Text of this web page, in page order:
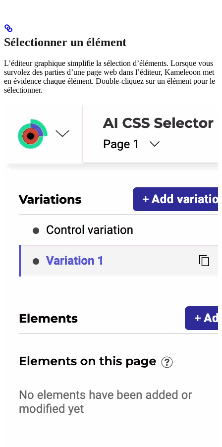
Sélectionner un élément
L’éditeur graphique simplifie la sélection d’éléments. Lorsque vous
survolez des parties d’une page web dans l’éditeur, Kameleoon met
en évidence chaque élément. Double-cliquez sur un élément pour le
sélectionner.